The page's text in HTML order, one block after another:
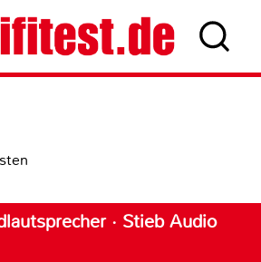
· Stieb Audio